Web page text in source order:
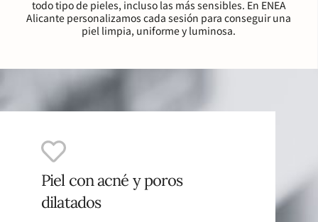
todo tipo de pieles, incluso las más sensibles. En ENEA
Alicante personalizamos cada sesión para conseguir una
piel limpia, uniforme y luminosa.
Piel con acné y poros
dilatados